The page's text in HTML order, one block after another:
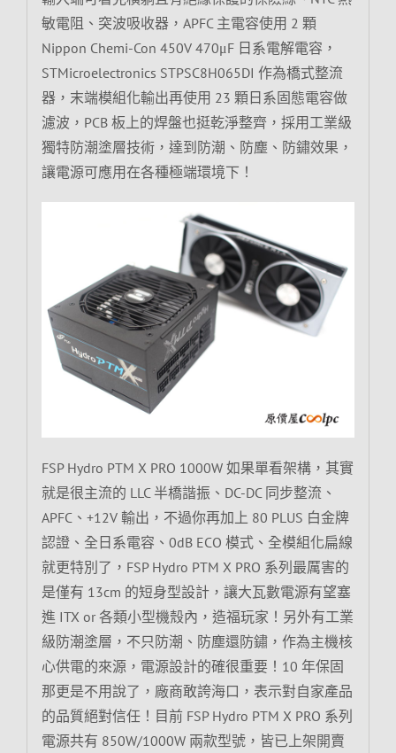
敏電阻、突波吸收器，APFC 主電容使用 2 顆
Nippon Chemi-Con 450V 470μF 日系電解電容，
STMicroelectronics STPSC8H065DI 作為橋式整流
器，末端模組化輸出再使用 23 顆日系固態電容做
濾波，PCB 板上的焊盤也挺乾淨整齊，採用工業級
獨特防潮塗層技術，達到防潮、防塵、防鏽效果，
讓電源可應用在各種極端環境下！
FSP Hydro PTM X PRO 1000W 如果單看架構，其實
就是很主流的 LLC 半橋諧振、DC-DC 同步整流、
APFC、+12V 輸出，不過你再加上 80 PLUS 白金牌
認證、全日系電容、0dB ECO 模式、全模組化扁線
就更特別了，FSP Hydro PTM X PRO 系列最厲害的
是僅有 13cm 的短身型設計，讓大瓦數電源有望塞
進 ITX or 各類小型機殼內，造福玩家！另外有工業
級防潮塗層，不只防潮、防塵還防鏽，作為主機核
心供電的來源，電源設計的確很重要！10 年保固
那更是不用說了，廠商敢誇海口，表示對自家產品
的品質絕對信任！目前 FSP Hydro PTM X PRO 系列
電源共有 850W/1000W 兩款型號，皆已上架開賣